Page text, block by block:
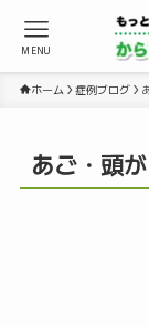
MENU
ホーム 症例ブログ
あご・頭